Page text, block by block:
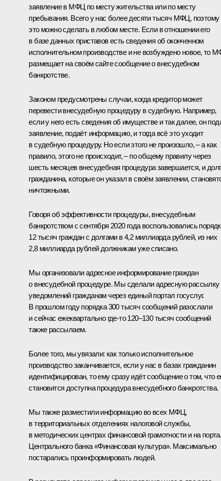
заявление в МФЦ по месту жительства или по месту
пребывания. Всего у нас более десяти тысяч МФЦ, поэтому
это можно сделать в любом месте. Если в отношении его
в базе данных приставов есть сведения об оконченном
исполнительном производстве и не возбуждено новое, то
размещает на своём сайте сообщение о внесудебном
банкротстве.
Законом предусмотрены случаи, когда кредитор может
перевести внесудебную процедуру в судебную. Например,
если у него есть сведения об имуществе и так далее, он
заявление, подаёт информацию, и тогда всё это уходит
в судебную процедуру. Но если этого не произошло, – а как
правило, этого не происходит, – по общему правилу через
шесть месяцев внесудебная процедура завершается, и
гражданина, которые он указал в своём заявлении,
ничтожными.
Говоря об эффективности процедуры, внесудебным
банкротством с сентября 2020 года воспользовались
12 тысяч граждан с долгами в 4,2 миллиарда рублей, из них
2,8 миллиарда рублей должникам уже списано.
Мы организовали адресное информирование граждан
о внесудебной процедуре. Мы сделали адресную рассылку
уведомлений гражданам через единый портал госуслуг.
В прошлом году порядка 300 тысяч сообщений разослали
и сейчас ежеквартально где-то 120–130 тысяч сообщений
также рассылаем.
Более того, мы увязали: как только исполнительное
производство заканчивается, если у нас в базах гражданин
идентифицирован, то ему сразу идёт сообщение о том, что
становится доступна процедура внесудебного банкротства.
Мы также разместили информацию во всех МФЦ,
в территориальных отделениях налоговой службы,
в методических центрах финансовой грамотности и на
Центрального банка «Финансовая культура». Максимально
постарались проинформировать людей.